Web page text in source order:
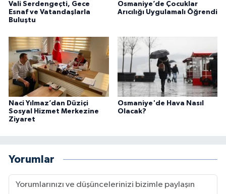
Vali Serdengeçti, Gece
Esnaf ve Vatandaşlarla
Buluştu
Osmaniye’de Çocuklar
Arıcılığı Uygulamalı Öğrendi
Naci Yılmaz’dan Düziçi
Sosyal Hizmet Merkezine
Ziyaret
Osmaniye'de Hava Nasıl
Olacak?
Yorumlar